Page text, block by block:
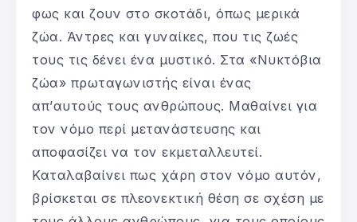
φως και ζουν στο σκοτάδι, όπως μερικά
ζώα. Άντρες και γυναίκες, που τις ζωές
τους τις δένει ένα μυστικό. Στα «Νυκτόβια
ζώα» πρωταγωνιστής είναι ένας
απ’αυτούς τους ανθρώπους. Μαθαίνει για
τον νόμο περί μετανάστευσης και
αποφασίζει να τον εκμεταλλευτεί.
Καταλαβαίνει πως χάρη στον νόμο αυτόν,
βρίσκεται σε πλεονεκτική θέση σε σχέση με